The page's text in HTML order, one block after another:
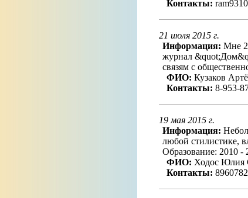
Контакты:
21 июля 2015 г.
Информация: Мне
журнал
связям с
ФИО: Кузаков
Контакты: 8-953-
19 мая 2015 г.
Информация:
любой стилистике,
Образование: 2010
ФИО: Ходос Юлия
Контакты: